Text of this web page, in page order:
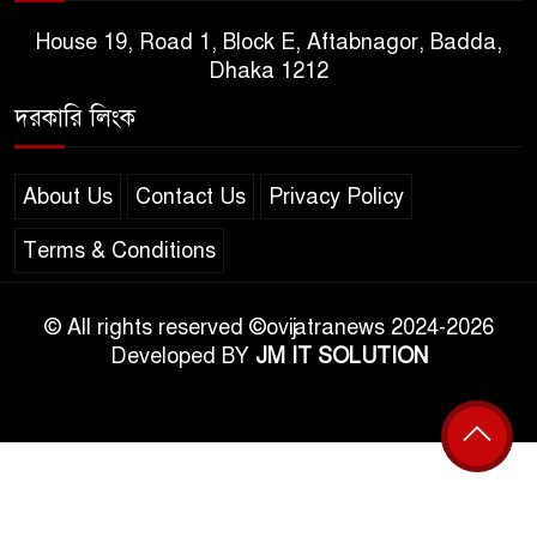
House 19, Road 1, Block E, Aftabnagor, Badda,
Dhaka 1212
দরকারি লিংক
About Us Contact Us Privacy Policy
Terms & Conditions
© All rights reserved ©ovijatranews 2024-2026
Developed BY JM IT SOLUTION